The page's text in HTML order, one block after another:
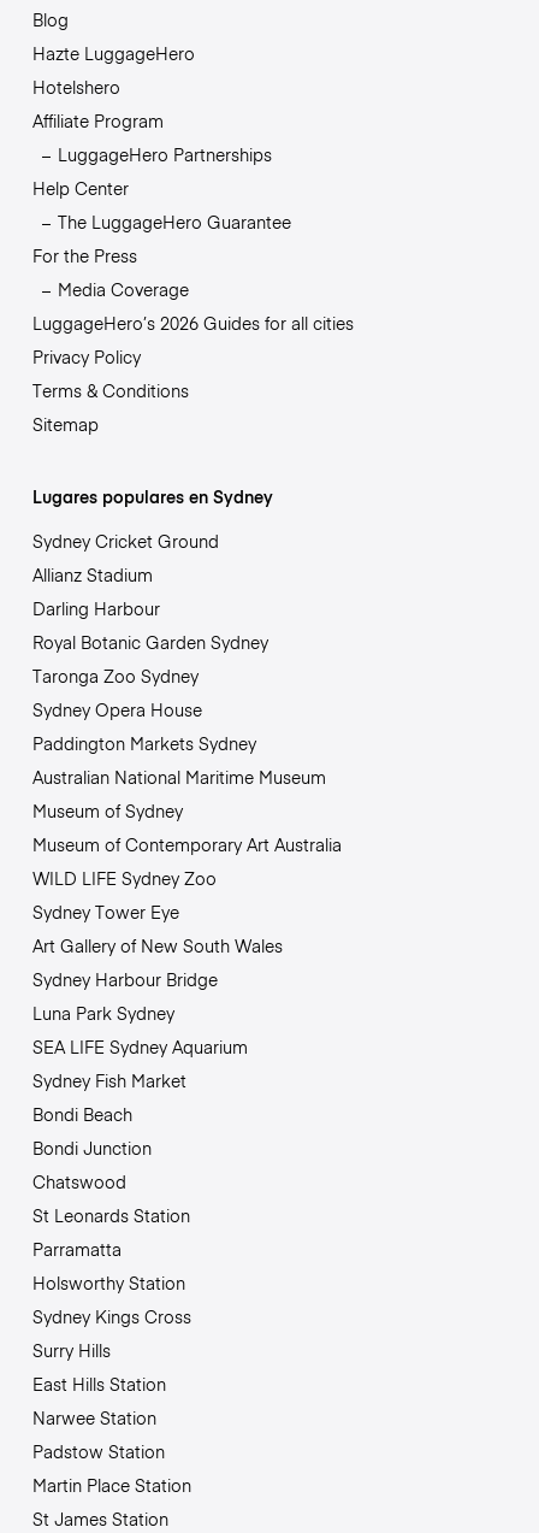
Blog
Hazte LuggageHero
Hotelshero
Affiliate Program
LuggageHero Partnerships
Help Center
The LuggageHero Guarantee
For the Press
Media Coverage
LuggageHero’s 2026 Guides for all cities
Privacy Policy
Terms & Conditions
Sitemap
Lugares populares en Sydney
Sydney Cricket Ground
Allianz Stadium
Darling Harbour
Royal Botanic Garden Sydney
Taronga Zoo Sydney
Sydney Opera House
Paddington Markets Sydney
Australian National Maritime Museum
Museum of Sydney
Museum of Contemporary Art Australia
WILD LIFE Sydney Zoo
Sydney Tower Eye
Art Gallery of New South Wales
Sydney Harbour Bridge
Luna Park Sydney
SEA LIFE Sydney Aquarium
Sydney Fish Market
Bondi Beach
Bondi Junction
Chatswood
St Leonards Station
Parramatta
Holsworthy Station
Sydney Kings Cross
Surry Hills
East Hills Station
Narwee Station
Padstow Station
Martin Place Station
St James Station